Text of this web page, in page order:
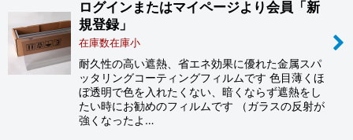
ログインまたはマイページより会員「新
規登録」
在庫数在庫小
耐久性の高い遮熱、省エネ効果に優れた金属スパ
ッタリングコーティングフィルムです 色目薄くほ
ぼ透明で色を入れたくない、暗くならず遮熱をし
たい時にお勧めのフィルムです （ガラスの反射が
強くなったよ…